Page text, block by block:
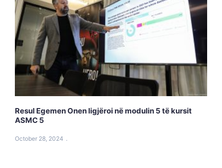
Resul Egemen Onen ligjëroi në modulin 5 të kursit
ASMC 5
October 28, 2024